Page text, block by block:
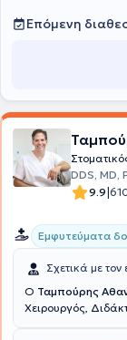
Επόμενη
DDS, MD,
9.9|
Εμφυτεύματα
Σχετικά με τον
Ο Ταμπούρης
Χειρουργός,